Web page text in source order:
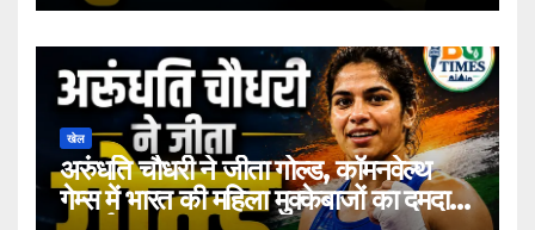
खेल
अरुंधति चौधरी ने जीता गोल्ड, कॉमनवेल्थ
गेम्स में भारत की महिला मुक्केबाजों का दमदार